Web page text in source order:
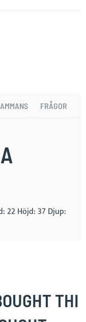
FRÅGOR
22 Höjd: 37 Djup:
THI